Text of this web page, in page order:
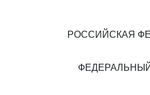
РОССИЙСКАЯ